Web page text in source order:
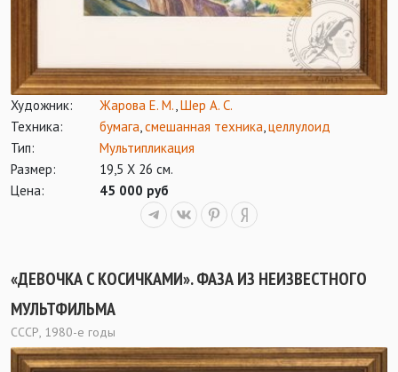
Художник: Жарова Е. М. Шер А. С.
Техника:
бумага смешанная техника целлулоид
Тип:
Мультипликация
Размер:
19,5 Х 26 см.
Цена:
45 000 руб
«ДЕВОЧКА С КОСИЧКАМИ». ФАЗА ИЗ НЕИЗВЕСТНОГО
МУЛЬТФИЛЬМА
СССР, 1980-е годы